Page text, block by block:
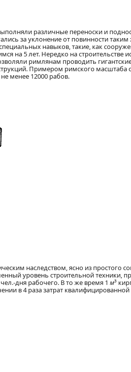
различные переноски и
за уклонение от повинности
навыков, такие, как
5 лет. Нередко на строительстве
римлянам проводить
Примером римского
менее 12000 рабов.
наследством, ясно из простого
уровень строительной техники,
дня рабочего. В то же время 1 м³
в 4 раза затрат